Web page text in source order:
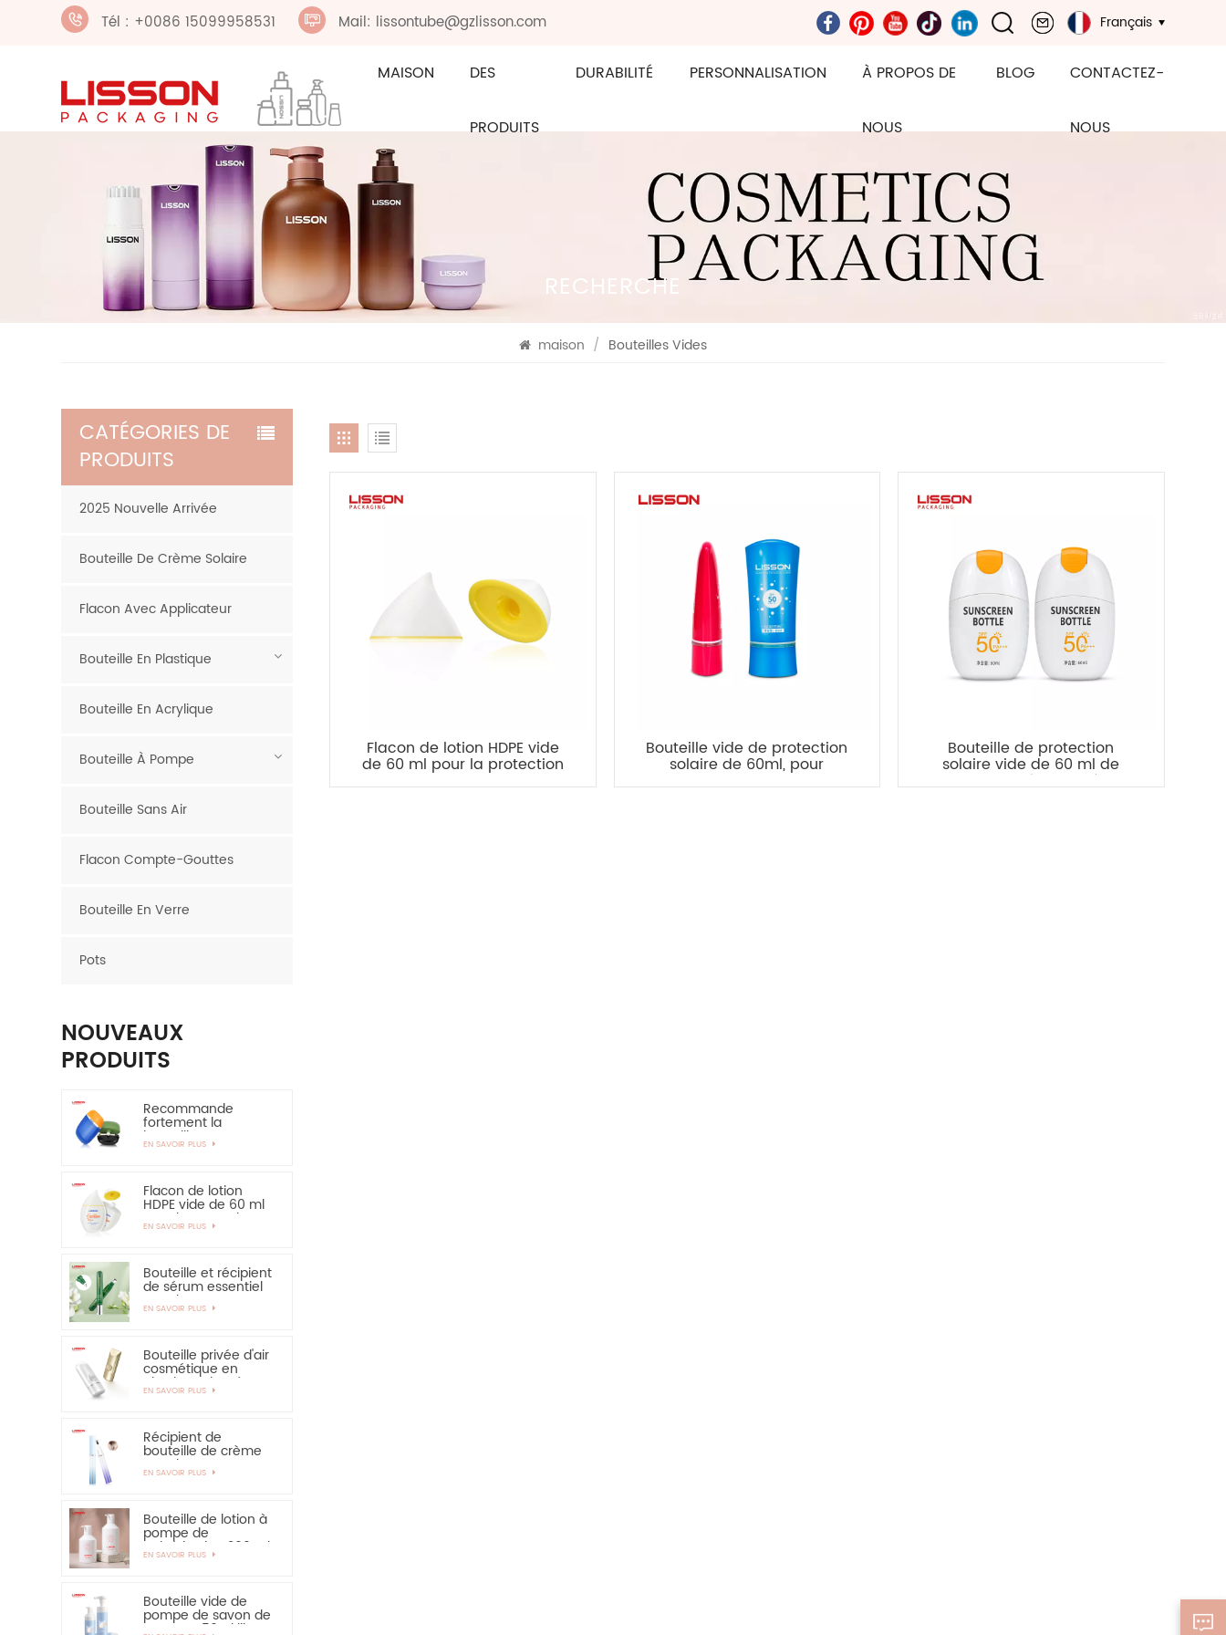
Tél : +0086 15099958531 Mail: lissontube@gzlisson.com Français
MAISON DES
PRODUITS
DURABILITÉ PERSONNALISATION À PROPOS DE
NOUS
BLOG CONTACTEZ-
NOUS
RECHERCHE
maison / Bouteilles Vides
Flacon de lotion HDPE vide
de 60 ml pour la protection
solaire - vivement
Bouteille vide de protection
solaire de 60ml, pour
maquillage, lotion pour le
Bouteille de protection
solaire vide de 60 ml de
haute qualité pour crème
CATÉGORIES DE
PRODUITS
2025 Nouvelle Arrivée
Bouteille De Crème Solaire
Flacon Avec Applicateur
Bouteille En Plastique
Bouteille En Acrylique
Bouteille À Pompe
Bouteille Sans Air
Flacon Compte-Gouttes
Bouteille En Verre
Pots
NOUVEAUX
PRODUITS
Recommande
fortement la
bouteille en
plastique ovale de
50ml EVOH
EN SAVOIR PLUS
Flacon de lotion
HDPE vide de 60 ml
pour la protection
solaire - vivement
EN SAVOIR PLUS
Bouteille et récipient
de sérum essentiel
pour les yeux,
applicateur en
EN SAVOIR PLUS
Bouteille privée d'air
cosmétique en
plastique de crème
de main de
50ml
EN SAVOIR PLUS
Récipient de
bouteille de crème
pour les yeux PETG
de 15 ml avec
EN SAVOIR PLUS
Bouteille de lotion à
pompe de
pulvérisation 300 ml
350 ml pour
EN SAVOIR PLUS
Bouteille vide de
pompe de savon de
mousse 150ml libre